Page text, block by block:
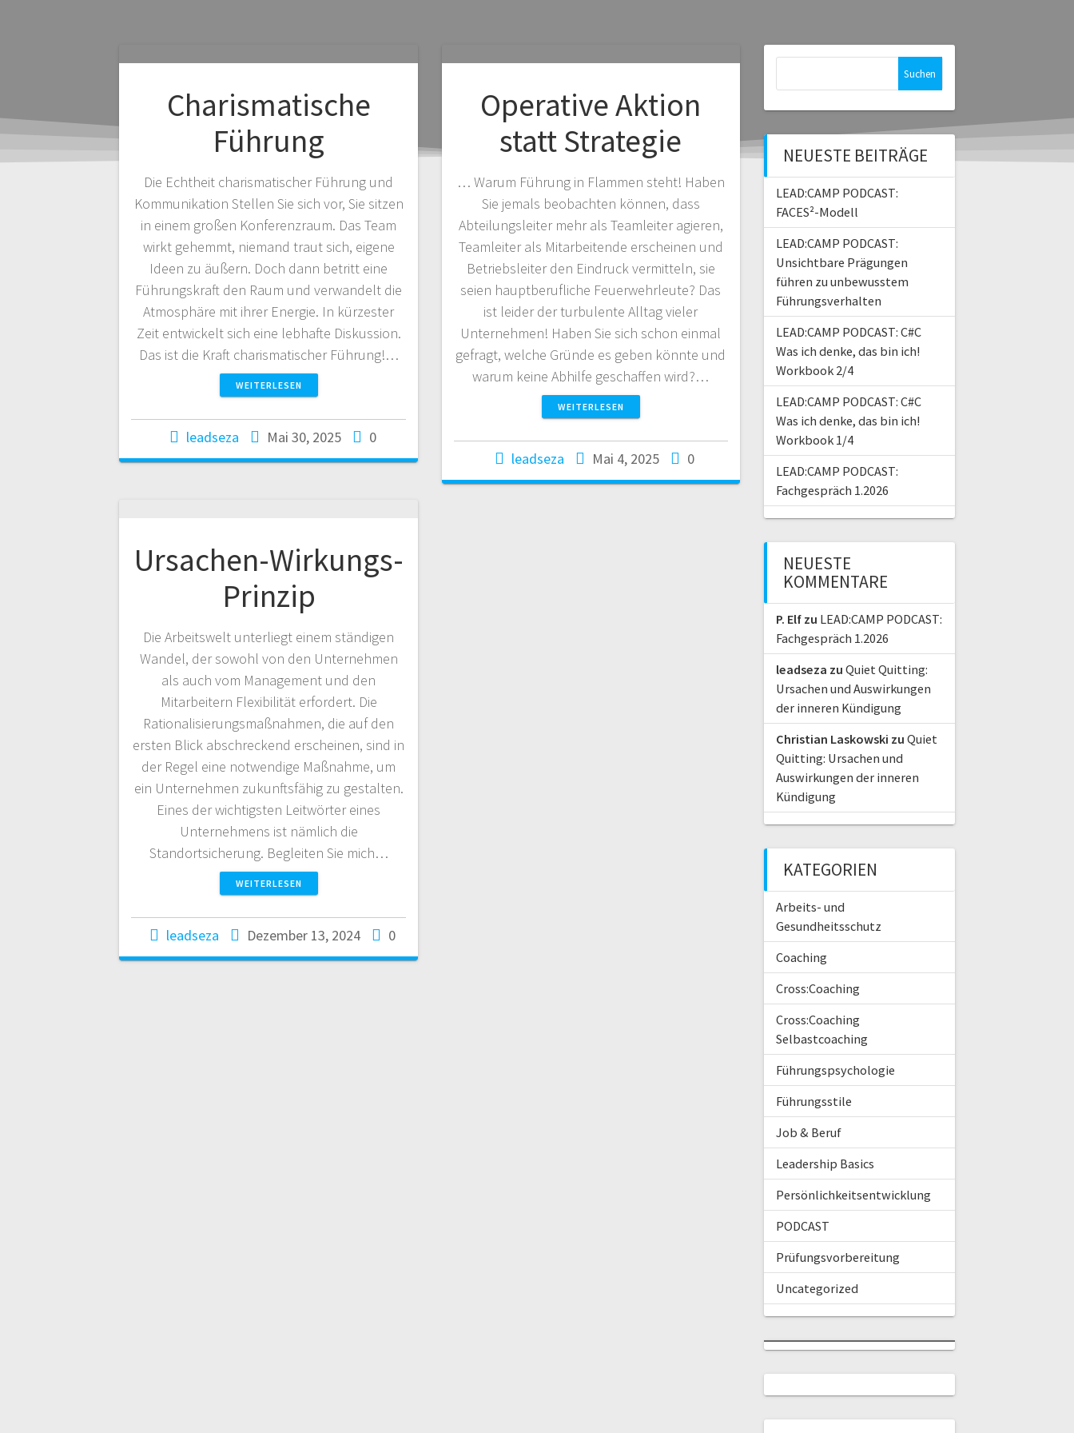
Charismatische
Führung
Die Echtheit charismatischer Führung und
Kommunikation Stellen Sie sich vor, Sie sitzen
in einem großen Konferenzraum. Das Team
wirkt gehemmt, niemand traut sich, eigene
Ideen zu äußern. Doch dann betritt eine
Führungskraft den Raum und verwandelt die
Atmosphäre mit ihrer Energie. In kürzester
Zeit entwickelt sich eine lebhafte Diskussion.
Das ist die Kraft charismatischer Führung!…
WEITERLESEN
leadseza Mai 30, 2025 0
Operative Aktion
statt Strategie
… Warum Führung in Flammen steht! Haben
Sie jemals beobachten können, dass
Abteilungsleiter mehr als Teamleiter agieren,
Teamleiter als Mitarbeitende erscheinen und
Betriebsleiter den Eindruck vermitteln, sie
seien hauptberufliche Feuerwehrleute? Das
ist leider der turbulente Alltag vieler
Unternehmen! Haben Sie sich schon einmal
gefragt, welche Gründe es geben könnte und
warum keine Abhilfe geschaffen wird?…
WEITERLESEN
leadseza Mai 4, 2025 0
Ursachen-Wirkungs-
Prinzip
Die Arbeitswelt unterliegt einem ständigen
Wandel, der sowohl von den Unternehmen
als auch vom Management und den
Mitarbeitern Flexibilität erfordert. Die
Rationalisierungsmaßnahmen, die auf den
ersten Blick abschreckend erscheinen, sind in
der Regel eine notwendige Maßnahme, um
ein Unternehmen zukunftsfähig zu gestalten.
Eines der wichtigsten Leitwörter eines
Unternehmens ist nämlich die
Standortsicherung. Begleiten Sie mich…
WEITERLESEN
leadseza Dezember 13, 2024 0
NEUESTE BEITRÄGE
LEAD:CAMP PODCAST:
FACES²-Modell
LEAD:CAMP PODCAST:
Unsichtbare Prägungen
führen zu unbewusstem
Führungsverhalten
LEAD:CAMP PODCAST: C#C
Was ich denke, das bin ich!
Workbook 2/4
LEAD:CAMP PODCAST: C#C
Was ich denke, das bin ich!
Workbook 1/4
LEAD:CAMP PODCAST:
Fachgespräch 1.2026
NEUESTE
KOMMENTARE
P. Elfzu LEAD:CAMP PODCAST:
Fachgespräch 1.2026
leadseza zu Quiet Quitting:
Ursachen und Auswirkungen
der inneren Kündigung
Christian Laskowski zu Quiet
Quitting: Ursachen und
Auswirkungen der inneren
Kündigung
KATEGORIEN
Arbeits- und
Gesundheitsschutz
Coaching
Cross:Coaching
Cross:Coaching
Selbastcoaching
Führungspsychologie
Führungsstile
Job & Beruf
Leadership Basics
Persönlichkeitsentwicklung
PODCAST
Prüfungsvorbereitung
Uncategorized